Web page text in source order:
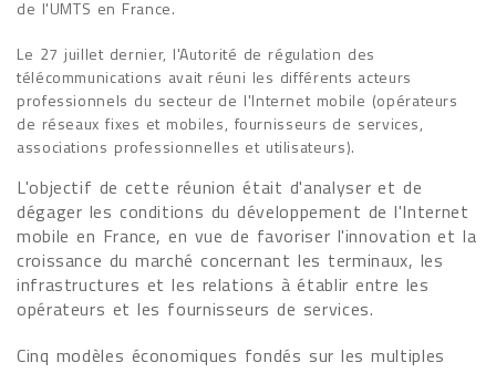
de l'UMTS en France.
Le 27 juillet dernier, l'Autorité de régulation des
télécommunications avait réuni les différents acteurs
professionnels du secteur de l'Internet mobile (opérateurs
de réseaux fixes et mobiles, fournisseurs de services,
associations professionnelles et utilisateurs).
L'objectif de cette réunion était d'analyser et de
dégager les conditions du développement de l'Internet
mobile en France, en vue de favoriser l'innovation et la
croissance du marché concernant les terminaux, les
infrastructures et les relations à établir entre les
opérateurs et les fournisseurs de services.
Cinq modèles économiques fondés sur les multiples